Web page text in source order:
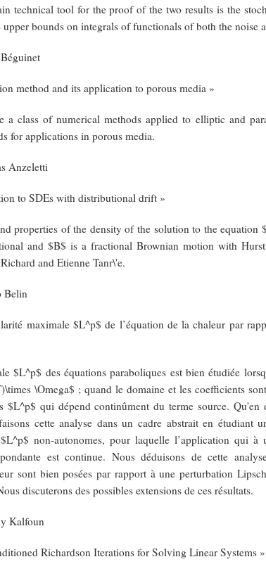
technical tool for the proof of the two results is the
bounds on integrals of functionals of both the noise
method and its application to porous media »
a class of numerical methods applied to elliptic and
for applications in porous media.
Anzeletti
to SDEs with distributional drift »
properties of the density of the solution to the
and $B$ is a fractional Brownian motion with
and Etienne Tanr\'e.
Belin
maximale $L^p$ de l’équation de la chaleur par
$L^p$ des équations paraboliques est bien étudiée
\Omega$ ; quand le domaine et les coefficients
$L^p$ qui dépend continûment du terme source. Qu'en
cette analyse dans un cadre abstrait en étudiant
non-autonomes, pour laquelle l’application qui à
est continue. Nous déduisons de cette
sont bien posées par rapport à une perturbation
discuterons des possibles extensions de ces résultats.
Kalfoun
Richardson Iterations for Solving Linear Systems »